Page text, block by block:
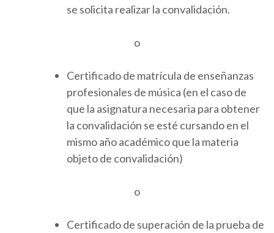
se solicita realizar la convalidación.
o
Certificado de matrícula de enseñanzas
profesionales de música (en el caso de
que la asignatura necesaria para obtener
la convalidación se esté cursando en el
mismo año académico que la materia
objeto de convalidación)
o
Certificado de superación de la prueba de